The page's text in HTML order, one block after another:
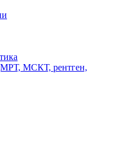
МСКТ, рентген,